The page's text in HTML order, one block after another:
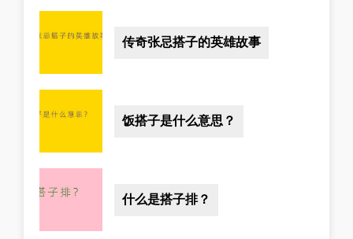
传奇张忌搭子的英雄故事
饭搭子是什么意思？
什么是搭子排？